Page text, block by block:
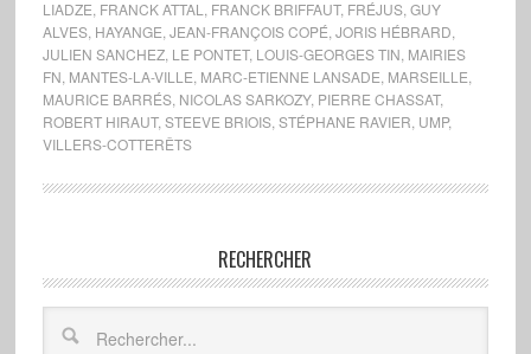
LIADZE FRANCK ATTAL FRANCK BRIFFAUT, FRÉJUS, GUY
ALVES, HAYANGE JEAN-FRANÇOIS COPÉ JORIS HÉBRARD
JULIEN SANCHEZ, LE PONTET, LOUIS-GEORGES TIN MAIRIES
FN MANTES-LA-VILLE MARC-ETIENNE LANSADE MARSEILLE
MAURICE BARRÉS, NICOLAS SARKOZY, PIERRE CHASSAT,
ROBERT HIRAUT, STEEVE BRIOIS, STÉPHANE RAVIER UMP,
VILLERS-COTTERÊTS
RECHERCHER